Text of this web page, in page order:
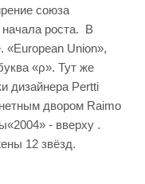
союза
роста. В
«European Union»,
«ρ». Тут же
дизайнера Pertti
двором Raimo
- вверху .
12 звёзд.